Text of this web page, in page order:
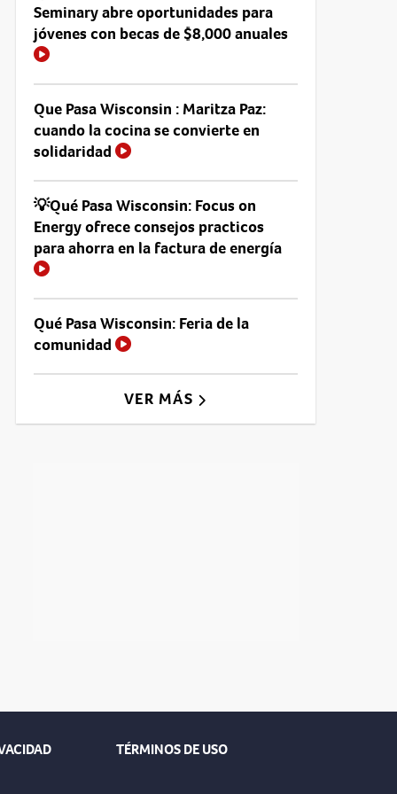
Seminary abre oportunidades para
jóvenes con becas de $8,000 anuales
Que Pasa Wisconsin : Maritza Paz:
cuando la cocina se convierte en
solidaridad
💡Qué Pasa Wisconsin: Focus on
Energy ofrece consejos practicos
para ahorra en la factura de energía
Qué Pasa Wisconsin: Feria de la
comunidad
VER MÁS
TÉRMINOS DE USO